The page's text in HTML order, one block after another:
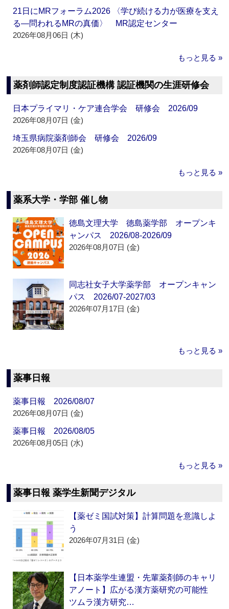
21日にMRフォーラム2026 〈学び続ける力が医療を支え
る―問われるMRの真価〉 MR認定センター
2026年08月06日 (木)
もっと見る »
薬剤師認定制度認証機構 認証機関の生涯研修会
日本プライマリ・ケア連合学会 研修会 2026/09
2026年08月07日 (金)
埼玉県病院薬剤師会 研修会 2026/09
2026年08月07日 (金)
もっと見る »
薬系大学・学部 催し物
徳島文理大学 徳島薬学部 オープンキ
ャンパス 2026/08-2026/09
2026年08月07日 (金)
同志社女子大学薬学部 オープンキャン
パス 2026/07-2027/03
2026年07月17日 (金)
もっと見る »
薬事日報
薬事日報 2026/08/07
2026年08月07日 (金)
薬事日報 2026/08/05
2026年08月05日 (水)
もっと見る »
薬事日報 薬学生新聞デジタル
【薬ゼミ国試対策】計算問題を意識しよ
う
2026年07月31日 (金)
【日本薬学生連盟・先輩薬剤師のキャリ
アノート】広がる漢方薬研究の可能性
ツムラ漢方研究…